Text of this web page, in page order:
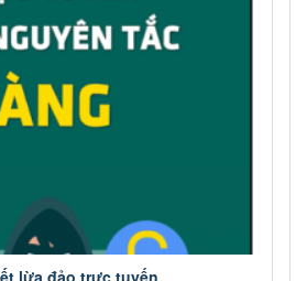
lừa đảo trực tuyến